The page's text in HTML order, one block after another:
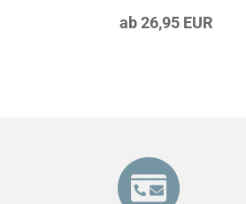
ab 26,95 EUR